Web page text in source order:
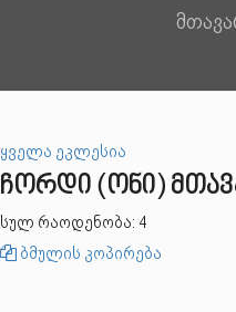
ყველა ეკლესია
ჩორდი (ონი)
სულ რაოდენობა: 4
ბმულის კოპირება